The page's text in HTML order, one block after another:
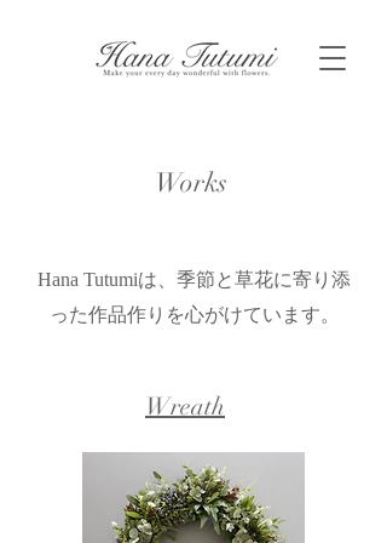
Works
Hana Tutumiは、季節と草花に寄り添
った作品作りを心がけています。
Wreath